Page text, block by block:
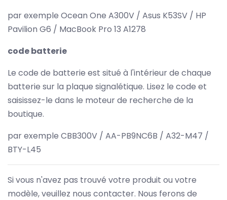
par exemple Ocean One A300V / Asus K53SV / HP
Pavilion G6 / MacBook Pro 13 A1278
code batterie
Le code de batterie est situé à l'intérieur de chaque
batterie sur la plaque signalétique. Lisez le code et
saisissez-le dans le moteur de recherche de la
boutique.
par exemple CBB300V / AA-PB9NC6B / A32-M47 /
BTY-L45
Si vous n'avez pas trouvé votre produit ou votre
modèle, veuillez nous contacter. Nous ferons de